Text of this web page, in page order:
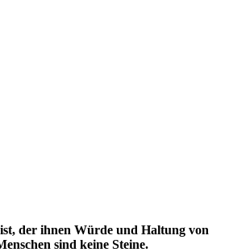
der ihnen Würde und Haltung von
sind keine Steine.